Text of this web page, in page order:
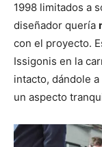
1998 limitados a
diseñador quería
con el proyecto.
Issigonis en la
intacto, dándole
un aspecto